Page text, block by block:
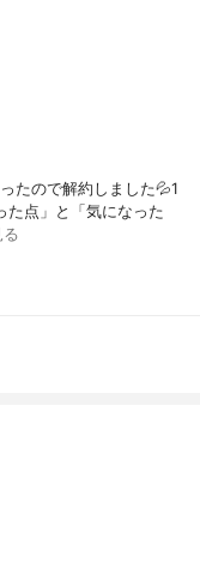
たので解約しました💦1
た点」と「気になった